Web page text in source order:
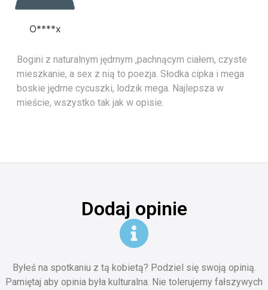
O****x
Bogini z naturalnym jędrnym ,pachnącym ciałem, czyste
mieszkanie, a sex z nią to poezja. Słodka cipka i mega
boskie jędrne cycuszki, lodzik mega. Najlepsza w
mieście, wszystko tak jak w opisie.
Dodaj opinie
Byłeś na spotkaniu z tą kobietą? Podziel się swoją opinią.
Pamiętaj aby opinia była kulturalna. Nie tolerujemy fałszywych